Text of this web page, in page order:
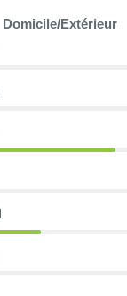
Domicile/Extérieur